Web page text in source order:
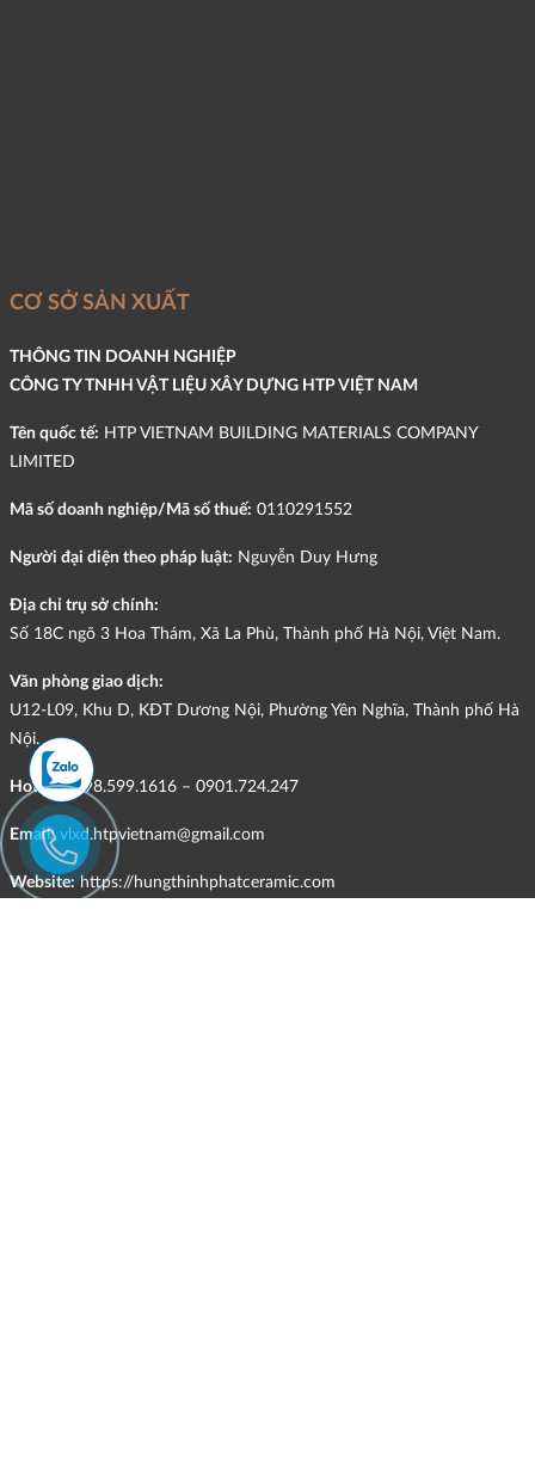
CƠ SỞ SẢN XUẤT
THÔNG TIN DOANH NGHIỆP
CÔNG TY TNHH VẬT LIỆU XÂY DỰNG HTP VIỆT NAM
Tên quốc tế: HTP VIETNAM BUILDING MATERIALS COMPANY
LIMITED
Mã số doanh nghiệp/Mã số thuế: 0110291552
Người đại diện theo pháp luật: Nguyễn Duy Hưng
Địa chỉ trụ sở chính:
Số 18C ngõ 3 Hoa Thám, Xã La Phù, Thành phố Hà Nội, Việt Nam.
Văn phòng giao dịch:
U12-L09, Khu D, KĐT Dương Nội, Phường Yên Nghĩa, Thành phố Hà
Nội.
Hotline:098.599.1616 – 0901.724.247
Email: vlxd.htpvietnam@gmail.com
Website: https://hungthinhphatceramic.com